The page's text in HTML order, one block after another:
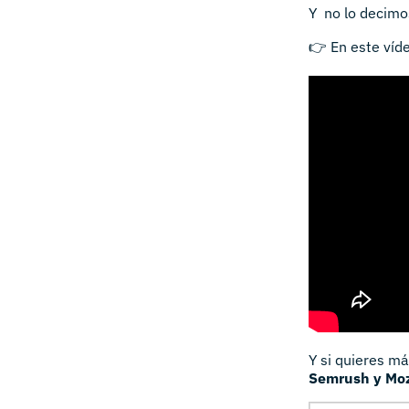
Y no lo
👉 En este
Y si quieres
Semrush y